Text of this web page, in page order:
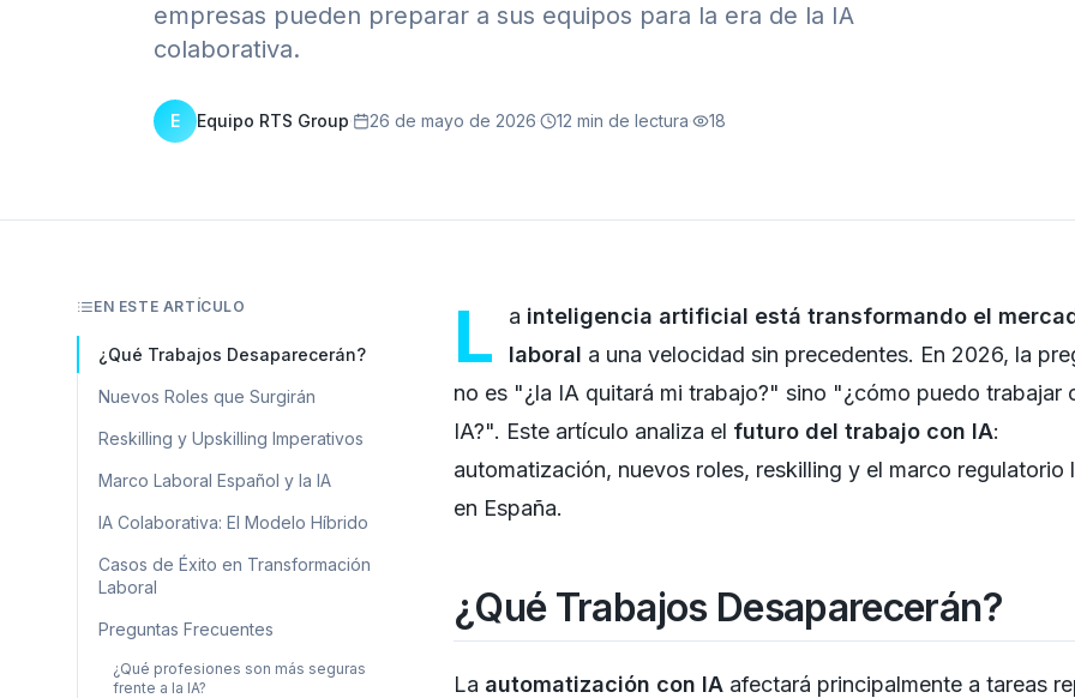
empresas pueden preparar a sus equipos para la era de la IA
colaborativa.
E Equipo RTS Group· 26 de mayo de 2026· 12 min de lectura· 18
EN ESTE ARTÍCULO
¿Qué Trabajos Desaparecerán?
Nuevos Roles que Surgirán
Reskilling y Upskilling Imperativos
Marco Laboral Español y la IA
IA Colaborativa: El Modelo Híbrido
Casos de Éxito en Transformación
Laboral
Preguntas Frecuentes
¿Qué profesiones son más seguras
frente a la IA?
L a inteligencia artificial está transformando el
laboral a una velocidad sin precedentes. En 2026, la
no es "¿la IA quitará mi trabajo?" sino "¿cómo puedo trabajar
IA?". Este artículo analiza el futuro del trabajo con IA:
automatización, nuevos roles, reskilling y el marco regulatorio
en España.
¿Qué Trabajos Desaparecerán?
La automatización con IAafectará principalmente a tareas